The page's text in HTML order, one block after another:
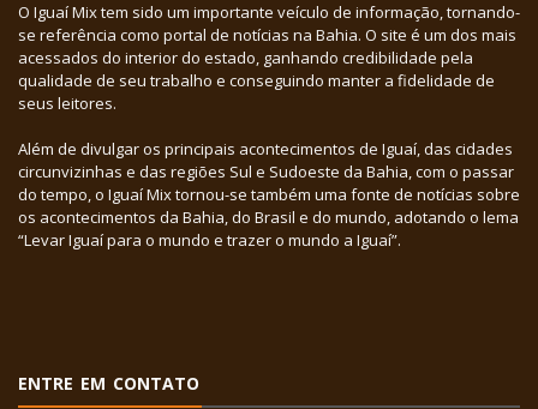
O Iguaí Mix tem sido um importante veículo de informação, tornando-
se referência como portal de notícias na Bahia. O site é um dos mais
acessados do interior do estado, ganhando credibilidade pela
qualidade de seu trabalho e conseguindo manter a fidelidade de
seus leitores.
Além de divulgar os principais acontecimentos de Iguaí, das cidades
circunvizinhas e das regiões Sul e Sudoeste da Bahia, com o passar
do tempo, o Iguaí Mix tornou-se também uma fonte de notícias sobre
os acontecimentos da Bahia, do Brasil e do mundo, adotando o lema
“Levar Iguaí para o mundo e trazer o mundo a Iguaí”.
ENTRE EM CONTATO